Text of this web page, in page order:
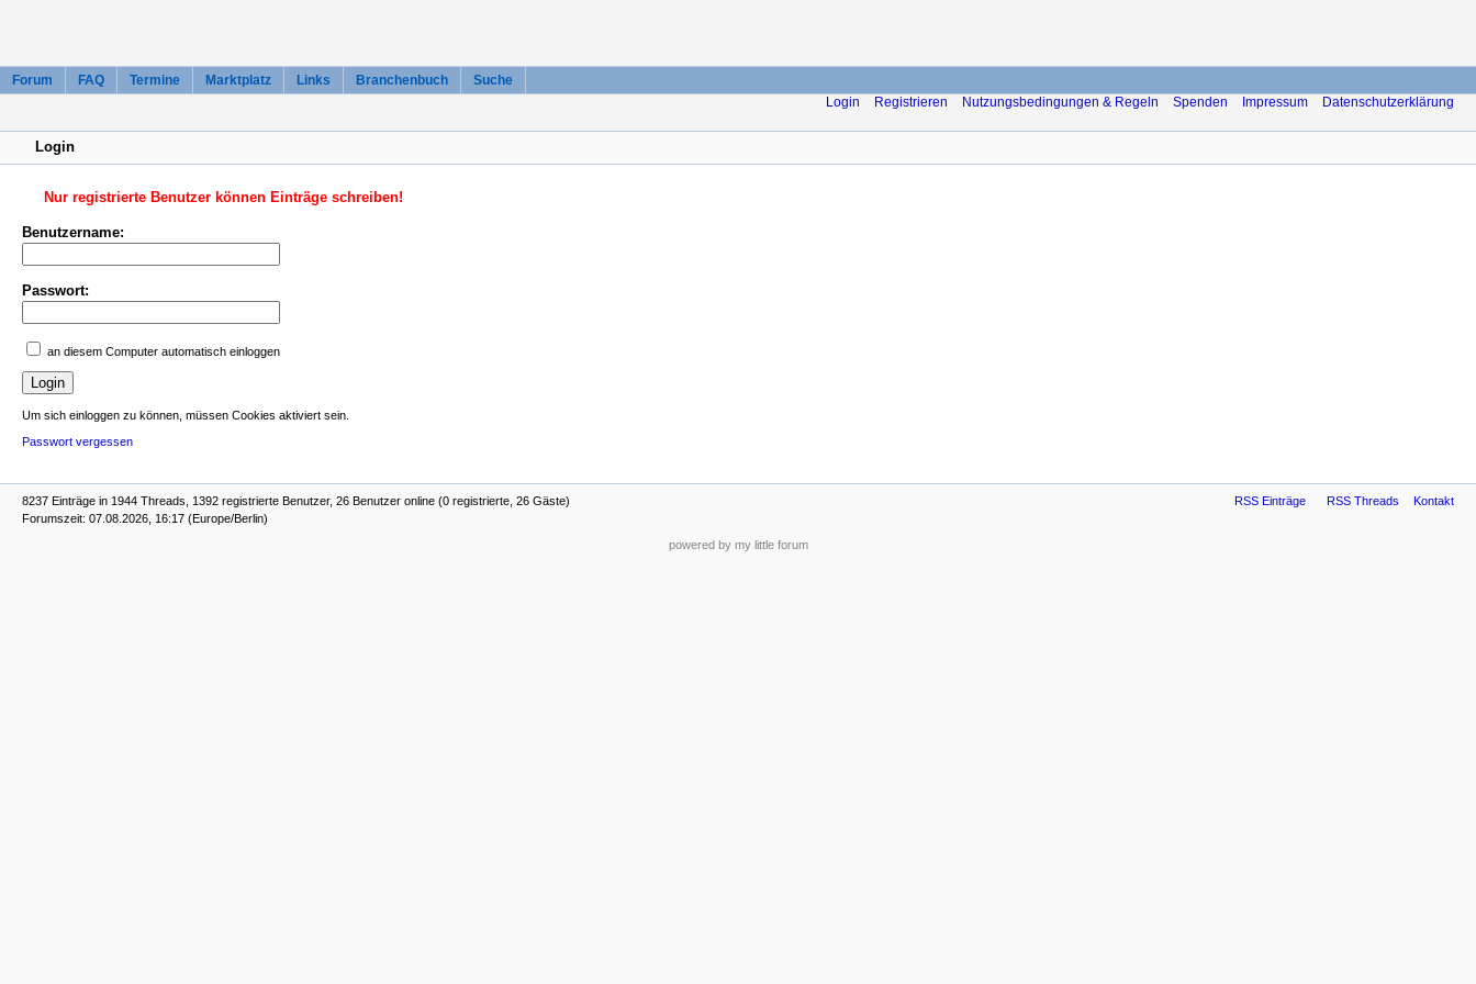
Forum FAQ Termine Marktplatz Links Branchenbuch
Suche
Login
Registrieren Nutzungsbedingungen & Regeln Spenden Impressum Datenschutzerklärung
Login
Nur registrierte Benutzer können Einträge schreiben!
Benutzername:
Passwort:
an diesem Computer automatisch einloggen
Um sich einloggen zu können, müssen Cookies aktiviert sein.
Passwort vergessen
8237 Einträge in 1944 Threads, 1392 registrierte Benutzer, 26 Benutzer online (0 registrierte, 26 Gäste)
Forumszeit: 07.08.2026, 16:17 (Europe/Berlin)
RSS Einträge RSS Threads Kontakt
powered by my little forum